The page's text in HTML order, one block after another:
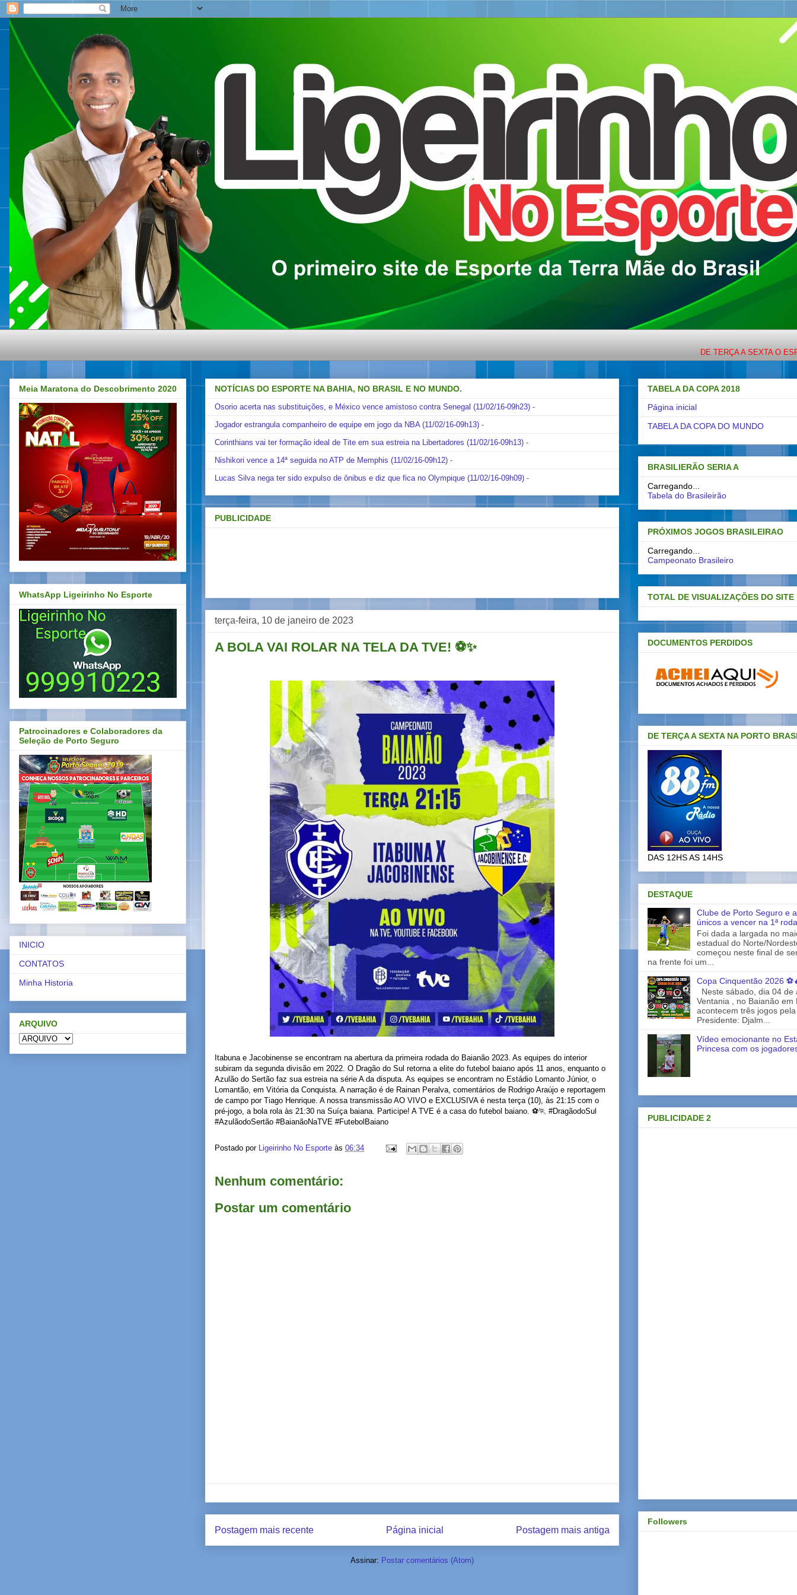
DE TERÇA A SEXTA O ESPORTE
NOTÍCIAS DO ESPORTE NA BAHIA, NO BRASIL E NO MUNDO.
Osorio acerta nas substituições, e México vence amistoso contra Senegal (11/02/16-09h23) -
Jogador estrangula companheiro de equipe em jogo da NBA (11/02/16-09h13) -
Corinthians vai ter formação ideal de Tite em sua estreia na Libertadores (11/02/16-09h13) -
Nishikori vence a 14ª seguida no ATP de Memphis (11/02/16-09h12) -
Lucas Silva nega ter sido expulso de ônibus e diz que fica no Olympique (11/02/16-09h09) -
PUBLICIDADE
terça-feira, 10 de janeiro de 2023
A BOLA VAI ROLAR NA TELA DA TVE! ⚽✨
Itabuna e Jacobinense se encontram na abertura da primeira rodada do Baianão 2023. As equipes do interior
subiram da segunda divisão em 2022. O Dragão do Sul retorna a elite do futebol baiano após 11 anos, enquanto o
Azulão do Sertão faz sua estreia na série A da disputa. As equipes se encontram no Estádio Lomanto Júnior, o
Lomantão, em Vitória da Conquista. A narração é de Rainan Peralva, comentários de Rodrigo Araújo e reportagem
de campo por Tiago Henrique. A nossa transmissão AO VIVO e EXCLUSIVA é nesta terça (10), às 21:15 com o
pré-jogo, a bola rola às 21:30 na Suíça baiana. Participe! A TVE é a casa do futebol baiano. ⚽🏃 #DragãodoSul
#AzulãodoSertão #BaianãoNaTVE #FutebolBaiano
Postado por Ligeirinho No Esporte às 06:34
Nenhum comentário:
Postar um comentário
Postagem mais recente Postagem mais antiga
Página inicial
Assinar: Postar comentários (Atom)
Meia Maratona do Descobrimento 2020
WhatsApp Ligeirinho No Esporte
Patrocinadores e Colaboradores da
Seleção de Porto Seguro
INICIO
CONTATOS
Minha Historia
ARQUIVO
TABELA DA COPA 2018
Página inicial
TABELA DA COPA DO MUNDO
BRASILIERÃO SERIA A
Carregando...
Tabela do Brasileirão
PRÓXIMOS JOGOS BRASILEIRAO
Carregando...
Campeonato Brasileiro
TOTAL DE VISUALIZAÇÕES DO SITE
DOCUMENTOS PERDIDOS
DE TERÇA A SEXTA NA PORTO
DAS 12HS AS 14HS
DESTAQUE
Clube de Porto Seguro e
únicos a vencer na 1ª
Foi dada a largada no
estadual do Norte/
começou neste final de
na frente foi um...
Copa Cinquentão 2026
Neste sábado, dia 04 de
Ventania , no Baianão em
acontecem três jogos
Presidente: Djalm...
Vídeo emocionante no
Princesa com os
PUBLICIDADE 2
Followers